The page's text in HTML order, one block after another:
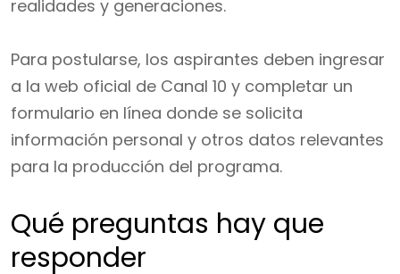
realidades y generaciones.
Para postularse, los aspirantes deben ingresar
a la web oficial de Canal 10 y completar un
formulario en línea donde se solicita
información personal y otros datos relevantes
para la producción del programa.
Qué preguntas hay que
responder